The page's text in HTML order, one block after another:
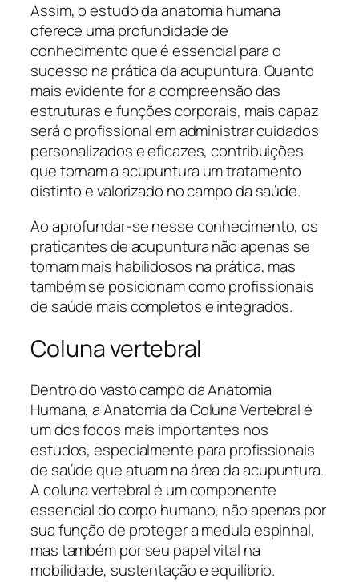
Assim, o estudo da anatomia humana
oferece uma profundidade de
conhecimento que é essencial para o
sucesso na prática da acupuntura. Quanto
mais evidente for a compreensão das
estruturas e funções corporais, mais capaz
será o profissional em administrar cuidados
personalizados e eficazes, contribuições
que tornam a acupuntura um tratamento
distinto e valorizado no campo da saúde.
Ao aprofundar-se nesse conhecimento, os
praticantes de acupuntura não apenas se
tornam mais habilidosos na prática, mas
também se posicionam como profissionais
de saúde mais completos e integrados.
Coluna vertebral
Dentro do vasto campo da Anatomia
Humana, a Anatomia da Coluna Vertebral é
um dos focos mais importantes nos
estudos, especialmente para profissionais
de saúde que atuam na área da acupuntura.
A coluna vertebral é um componente
essencial do corpo humano, não apenas por
sua função de proteger a medula espinhal,
mas também por seu papel vital na
mobilidade, sustentação e equilíbrio.